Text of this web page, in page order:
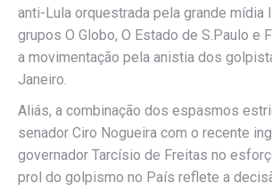
anti-Lula orquestrada pela grande mídia
grupos O Globo, O Estado de S.Paulo e
a movimentação pela anistia dos
Janeiro.
Aliás, a combinação dos espasmos
senador Ciro Nogueira com o recente
governador Tarcísio de Freitas no
prol do golpismo no País reflete a